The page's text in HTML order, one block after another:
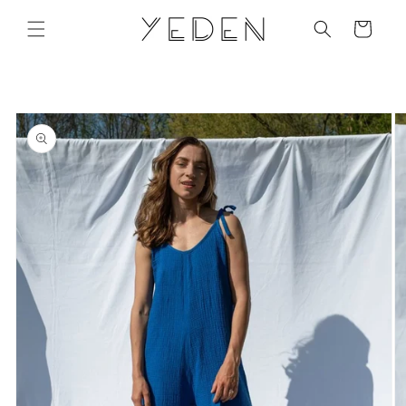
obsahu
Košík
o
produktu